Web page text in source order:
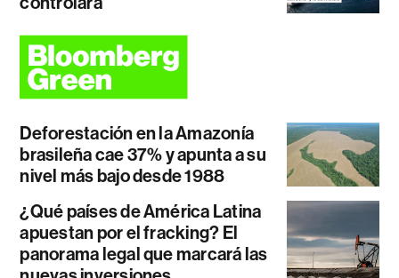
Deforestación en la Amazonía
brasileña cae 37% y apunta a su
nivel más bajo desde 1988
¿Qué países de América Latina
apuestan por el fracking? El
panorama legal que marcará las